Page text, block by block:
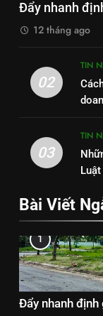
Đẩy nhanh
12 tháng ago
02
TIN
03
TIN
Bài Viết
1
Đẩy nhanh